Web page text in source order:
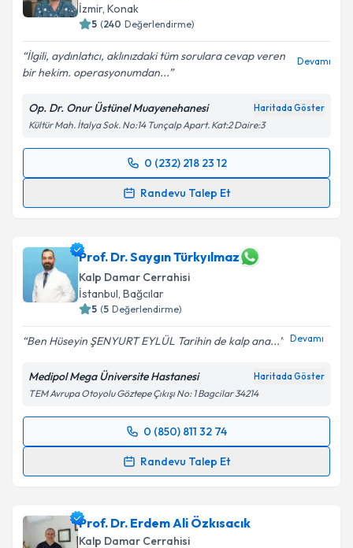
E-posta Adresiniz
Metni'ni okudum ve kişisel verilerimin belirtilen
kapsamda işlenmesini kabul ediyorum.
Takvim Talebini Gönder
İzmir, Konak
5 (240 Değerlendirme)
İlgili, aydınlatıcı, aklınızdaki tüm sorulara cevap veren
bir hekim. operasyonumdan...
Devamı
Op. Dr. Onur Üstünel Muayenehanesi Haritada Göster
Kültür Mah. İtalya Sok. No:14 Tunçalp Apart. Kat:2 Daire:3
0 (232) 218 23 12
Randevu Talep Et
Randevu Takvimi Talebi
takvim hazırlandığında e-posta ile bilgilendireceğiz.
E-posta Adresiniz
Metni'ni okudum ve kişisel verilerimin belirtilen
kapsamda işlenmesini kabul ediyorum.
Takvim Talebini Gönder
Prof. Dr. Saygın Türkyılmaz
Kalp Damar Cerrahisi
İstanbul, Bağcılar
5 (5 Değerlendirme)
Ben Hüseyin ŞENYURT EYLÜL Tarihin de kalp ana... Devamı
Medipol Mega Üniversite Hastanesi Haritada Göster
TEM Avrupa Otoyolu Göztepe Çıkışı No: 1 Bagcilar 34214
0 (850) 811 32 74
Randevu Talep Et
Randevu Takvimi Talebi
için bir takvim hazırlandığında e-posta ile
bilgilendireceğiz.
Prof. Dr. Erdem Ali Özkısacık
Kalp Damar Cerrahisi